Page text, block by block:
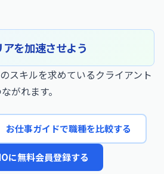
を加速させよう
スキルを求めているクライアント
がれます。
お仕事ガイドで職種を比較する
に無料会員登録する